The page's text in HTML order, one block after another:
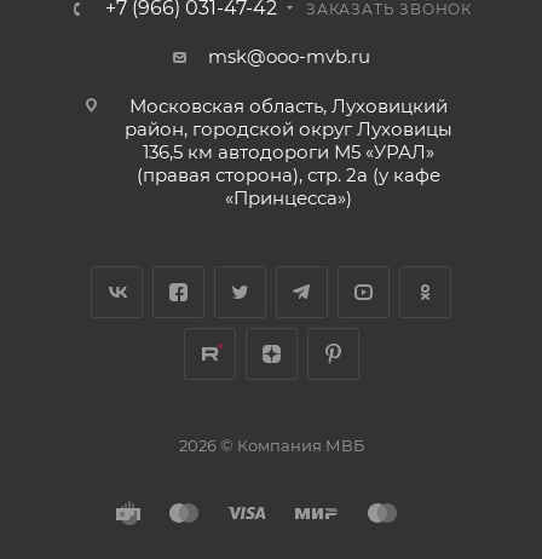
+7 (966) 031-47-42 ЗАКАЗАТЬ ЗВОНОК
msk@ooo-mvb.ru
Московская область, Луховицкий
район, городской округ Луховицы
136,5 км автодороги М5 «УРАЛ»
(правая сторона), стр. 2а (у кафе
«‎Принцесса»)
2026 © Компания МВБ